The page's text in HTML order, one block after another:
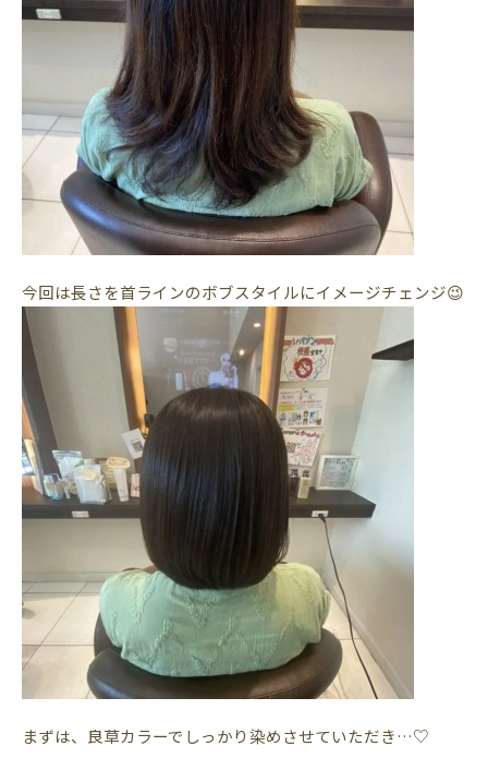
今回は長さを首ラインのボブスタイルにイメージチェンジ😉
まずは、良草カラーでしっかり染めさせていただき…♡